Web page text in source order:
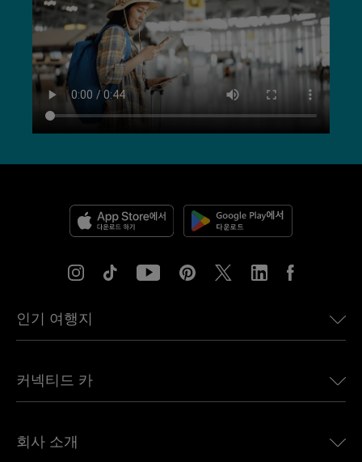
인기 여행지
유럽용 eSIM
캐나다용 eSIM
커넥티드 카
Land Rover용 Ubigi
회사 소개